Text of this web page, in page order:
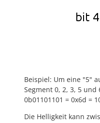
Beispiel: Um eine "5"
Segment 0, 2, 3, 5
0b01101101 = 0x6d =
Die Helligkeit kann